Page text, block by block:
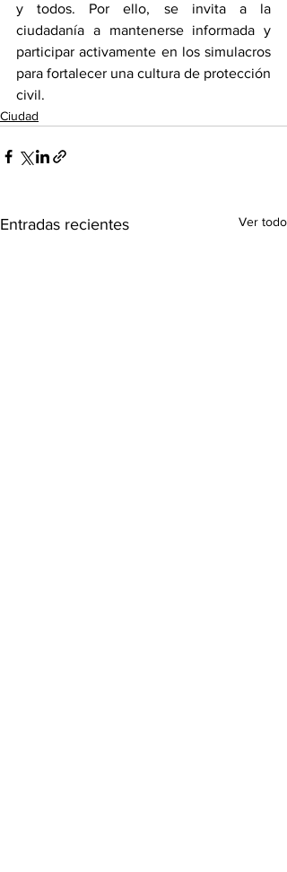
y todos. Por ello, se invita a la
ciudadanía a mantenerse informada y
participar activamente en los simulacros
para fortalecer una cultura de protección
civil.
Ciudad
Entradas recientes Ver todo